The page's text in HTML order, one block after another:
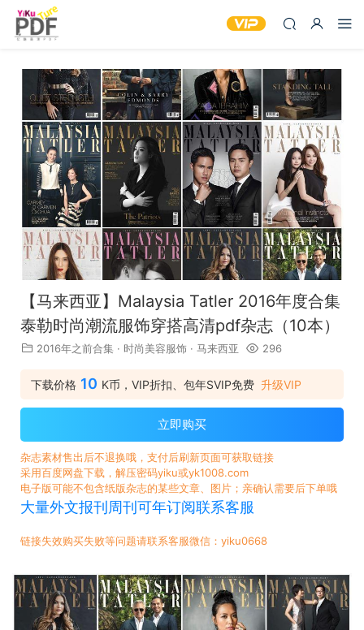
【马来西亚】Malaysia Tatler 2016年度合集
泰勒时尚潮流服饰穿搭高清pdf杂志（10本）
2016年之前合集 · 时尚美容服饰 · 马来西亚 296
下载价格 10 K币，VIP折扣、包年SVIP免费 升级VIP
立即购买
杂志素材售出后不退换哦，支付后刷新页面可获取链接
采用百度网盘下载，解压密码yiku或yk1008.com
电子版可能不包含纸版杂志的某些文章、图片；亲确认需要后下单哦
大量外文报刊周刊可年订阅联系客服
链接失效购买失败等问题请联系客服微信：yiku0668